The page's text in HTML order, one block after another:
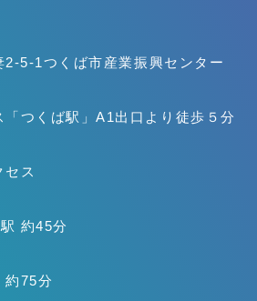
2-5-1つくば市産業振興センター
「つくば駅」A1出口より徒歩５分
セス
約45分
75分